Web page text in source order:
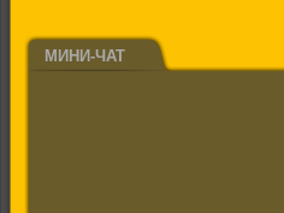
МИНИ-ЧАТ